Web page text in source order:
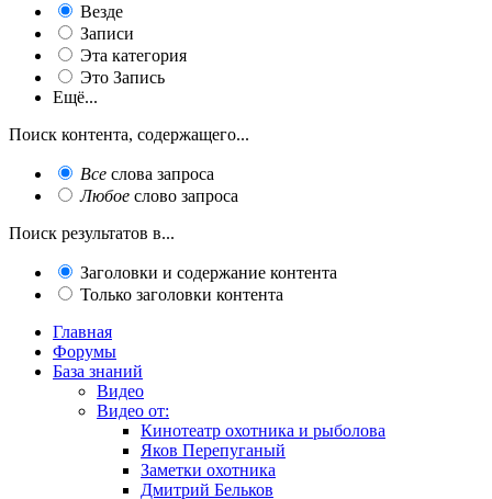
Везде
Записи
Эта категория
Это Запись
Ещё...
Поиск контента, содержащего...
Все слова запроса
Любое слово запроса
Поиск результатов в...
Заголовки и содержание контента
Только заголовки контента
Главная
Форумы
База знаний
Видео
Видео от:
Кинотеатр охотника и рыболова
Яков Перепуганый
Заметки охотника
Дмитрий Бельков